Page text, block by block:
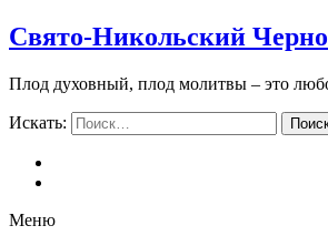
Свято-Никольский
Плод духовный, плод молитвы – это
Искать:
Меню